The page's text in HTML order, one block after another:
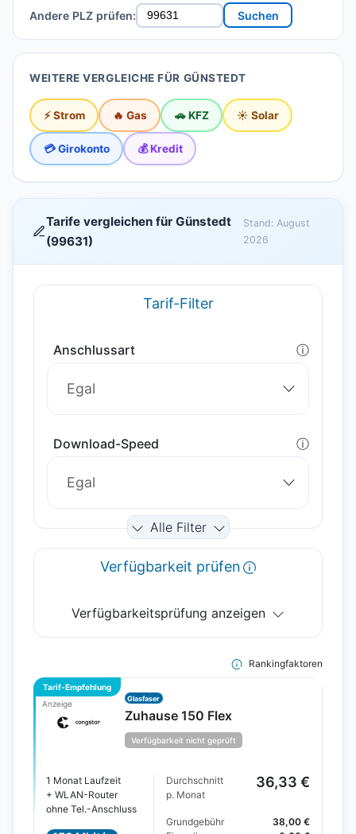
Andere PLZ prüfen: Suchen
WEITERE VERGLEICHE FÜR GÜNSTEDT
⚡ Strom 🔥 Gas 🚗 KFZ ☀️ Solar
💳 Girokonto 💰 Kredit
Tarife vergleichen für Günstedt
(99631)
Stand: August
2026